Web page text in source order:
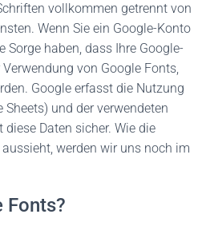
vollkommen getrennt von
Wenn Sie ein Google-Konto
Sorge haben, dass Ihre Google-
von Google Fonts,
Google erfasst die Nutzung
Sheets) und der verwendeten
Daten sicher. Wie die
werden wir uns noch im
Fonts?